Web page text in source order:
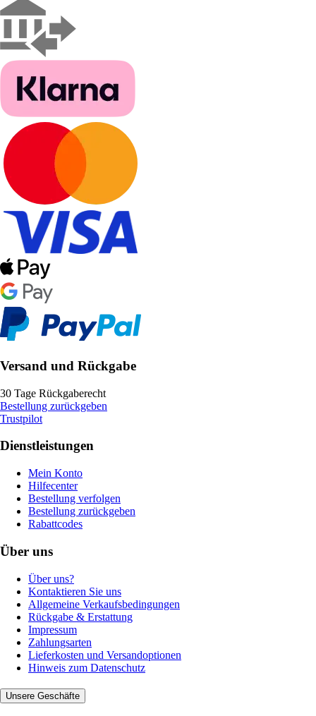
Versand und Rückgabe
30 Tage Rückgaberecht
Bestellung zurückgeben
Trustpilot
Dienstleistungen
Mein Konto
Hilfecenter
Bestellung verfolgen
Bestellung zurückgeben
Rabattcodes
Über uns
Über uns?
Kontaktieren Sie uns
Allgemeine Verkaufsbedingungen
Rückgabe & Erstattung
Impressum
Zahlungsarten
Lieferkosten und Versandoptionen
Hinweis zum Datenschutz
Unsere Geschäfte